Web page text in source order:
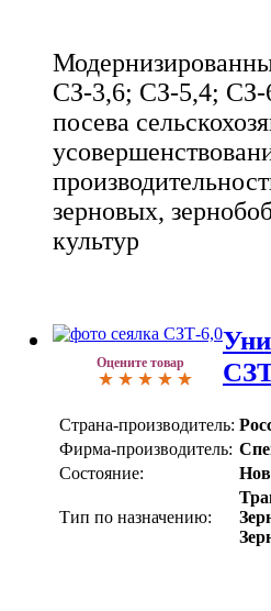
СЗ-3,6; СЗ-5,4; СЗ-
посева
зерновых,
культур
Оцените товар
Страна-производитель:
Фирма-производитель:
Состояние:
Тип по назначению: